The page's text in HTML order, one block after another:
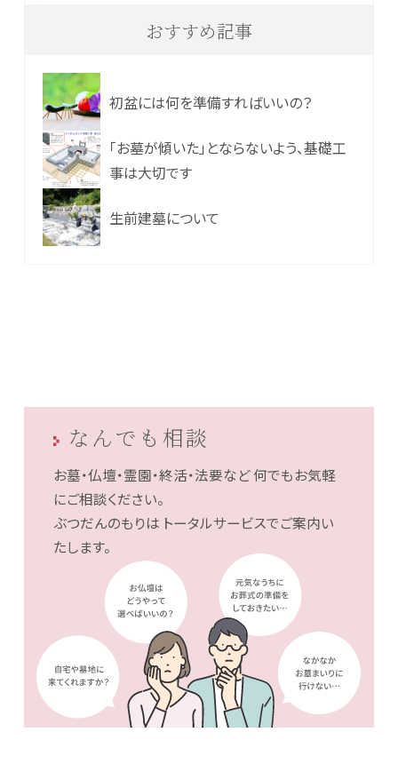
おすすめ記事
初盆には何を準備すればいいの？
「お墓が傾いた」とならないよう、基礎工
事は大切です
生前建墓について
なんでも相談
お墓・仏壇・霊園・終活・法要など何でもお気軽
にご相談ください。
ぶつだんのもりは トータルサービスでご案内い
たします。